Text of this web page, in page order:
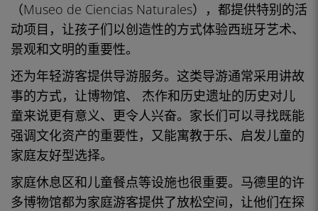
（Museo de Ciencias Naturales），都提供特别的活
动项目，让孩子们以创造性的方式体验西班牙艺术、
景观和文明的重要性。
还为年轻游客提供导游服务。这类导游通常采用讲故
事的方式，让博物馆、 杰作和历史遗址的历史对儿
童来说更有意义、更令人兴奋。家长们可以寻找既能
强调文化资产的重要性，又能寓教于乐、启发儿童的
家庭友好型选择。
家庭休息区和儿童餐点等设施也很重要。 马德里的许
多博物馆都为家庭游客提供了放松空间， 让他们在探